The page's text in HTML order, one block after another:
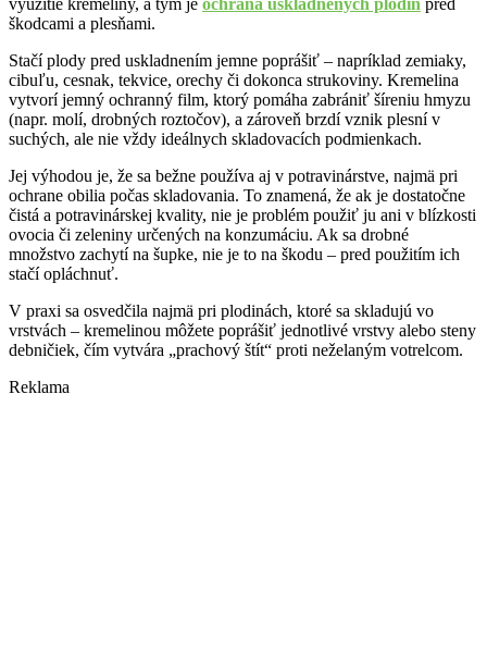
využitie kremeliny, a tým je ochrana uskladnených plodín pred
škodcami a plesňami.
Stačí plody pred uskladnením jemne poprášiť – napríklad zemiaky,
cibuľu, cesnak, tekvice, orechy či dokonca strukoviny. Kremelina
vytvorí jemný ochranný film, ktorý pomáha zabrániť šíreniu hmyzu
(napr. molí, drobných roztočov), a zároveň brzdí vznik plesní v
suchých, ale nie vždy ideálnych skladovacích podmienkach.
Jej výhodou je, že sa bežne používa aj v potravinárstve, najmä pri
ochrane obilia počas skladovania. To znamená, že ak je dostatočne
čistá a potravinárskej kvality, nie je problém použiť ju ani v blízkosti
ovocia či zeleniny určených na konzumáciu. Ak sa drobné
množstvo zachytí na šupke, nie je to na škodu – pred použitím ich
stačí opláchnuť.
V praxi sa osvedčila najmä pri plodinách, ktoré sa skladujú vo
vrstvách – kremelinou môžete poprášiť jednotlivé vrstvy alebo steny
debničiek, čím vytvára „prachový štít“ proti neželaným votrelcom.
Reklama